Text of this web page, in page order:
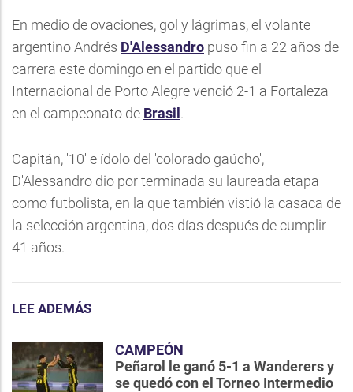
En medio de ovaciones, gol y lágrimas, el volante
argentino Andrés D'Alessandro puso fin a 22 años de
carrera este domingo en el partido que el
Internacional de Porto Alegre venció 2-1 a Fortaleza
en el campeonato de Brasil .
Capitán, '10' e ídolo del 'colorado gaúcho',
D'Alessandro dio por terminada su laureada etapa
como futbolista, en la que también vistió la casaca de
la selección argentina, dos días después de cumplir
41 años.
LEE ADEMÁS
CAMPEÓN
Peñarol le ganó 5-1 a Wanderers y
se quedó con el Torneo Intermedio